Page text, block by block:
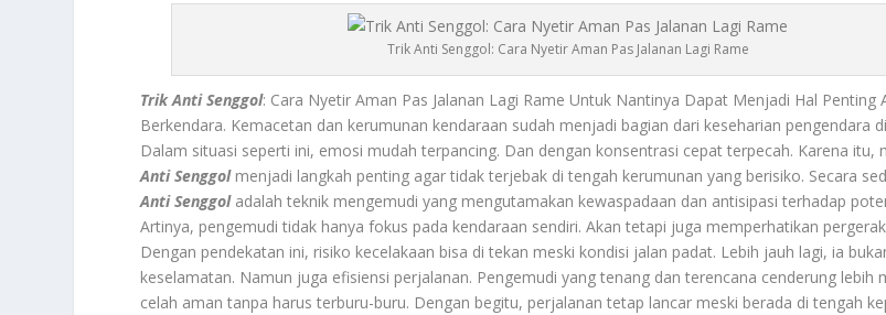
Trik Anti Senggol: Cara Nyetir Aman Pas Jalanan Lagi Rame
Trik Anti Senggol: Cara Nyetir Aman Pas Jalanan Lagi Rame Untuk Nantinya Dapat Menjadi Hal Penting
Berkendara. Kemacetan dan kerumunan kendaraan sudah menjadi bagian dari keseharian pengendara
Dalam situasi seperti ini, emosi mudah terpancing. Dan dengan konsentrasi cepat terpecah. Karena itu,
Anti Senggolmenjadi langkah penting agar tidak terjebak di tengah kerumunan yang berisiko. Secara
Anti Senggoladalah teknik mengemudi yang mengutamakan kewaspadaan dan antisipasi terhadap
Artinya, pengemudi tidak hanya fokus pada kendaraan sendiri. Akan tetapi juga memperhatikan
Dengan pendekatan ini, risiko kecelakaan bisa di tekan meski kondisi jalan padat. Lebih jauh lagi, ia
keselamatan. Namun juga efisiensi perjalanan. Pengemudi yang tenang dan terencana cenderung lebih
celah aman tanpa harus terburu-buru. Dengan begitu, perjalanan tetap lancar meski berada di tengah